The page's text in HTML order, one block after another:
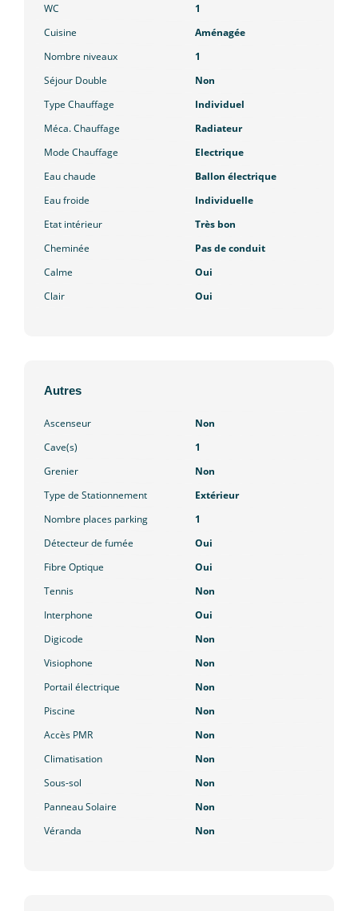
WC
1
Cuisine
Aménagée
Nombre niveaux
1
Séjour Double
Non
Type Chauffage
Individuel
Méca. Chauffage
Radiateur
Mode Chauffage
Electrique
Eau chaude
Ballon électrique
Eau froide
Individuelle
Etat intérieur
Très bon
Cheminée
Pas de conduit
Calme
Oui
Clair
Oui
Autres
Ascenseur
Non
Cave(s)
1
Grenier
Non
Type de Stationnement
Extérieur
Nombre places parking
1
Détecteur de fumée
Oui
Fibre Optique
Oui
Tennis
Non
Interphone
Oui
Digicode
Non
Visiophone
Non
Portail électrique
Non
Piscine
Non
Accès PMR
Non
Climatisation
Non
Sous-sol
Non
Panneau Solaire
Non
Véranda
Non